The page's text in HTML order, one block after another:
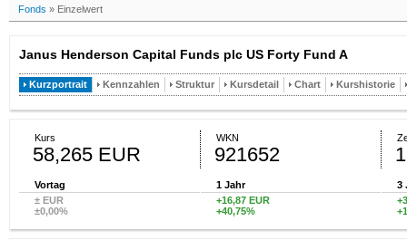
Fonds » Einzelwert
Janus Henderson Capital Funds plc US Forty Fund A
Kurzportrait Kennzahlen Struktur Kursdetail Chart Kurshistorie
Kurs
58,265 EUR
WKN
921652
Vortag 1 Jahr
3
± EUR
±0,00%
+16,87 EUR
+40,75%